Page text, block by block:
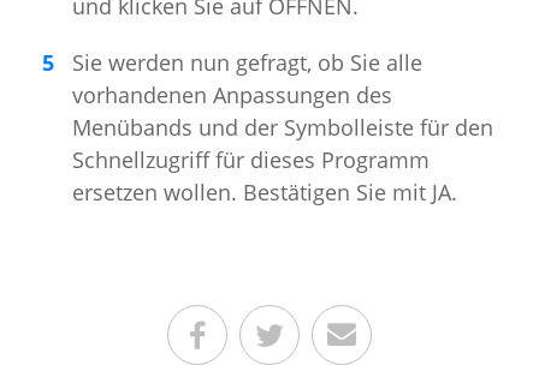
und klicken Sie auf ÖFFNEN.
Sie werden nun gefragt, ob Sie alle
vorhandenen Anpassungen des
Menübands und der Symbolleiste für den
Schnellzugriff für dieses Programm
ersetzen wollen. Bestätigen Sie mit JA.
Teilen auf Facebook
Teilen auf Twitter
Per E-Mail senden